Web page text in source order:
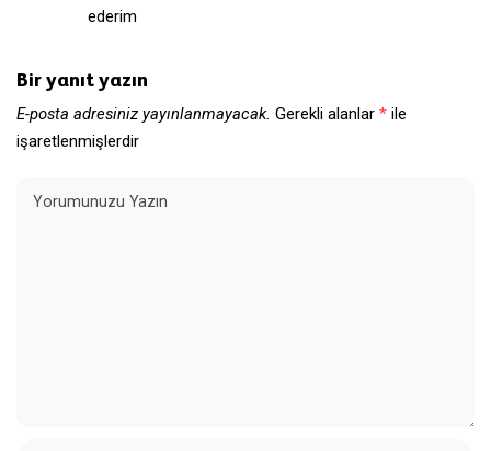
ederim
Bir yanıt yazın
E-posta adresiniz yayınlanmayacak. Gerekli alanlar * ile
işaretlenmişlerdir